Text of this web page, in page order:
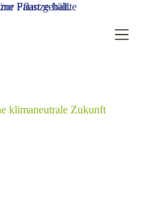
klimaneutrale Zukunft